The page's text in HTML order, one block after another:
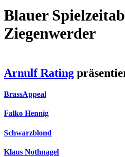
Blauer
Ziegenwerder
Arnulf Rating
BrassAppeal
Falko Hennig
Schwarzblond
Klaus Nothnagel